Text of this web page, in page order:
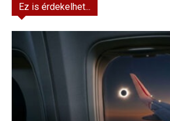
Ez is érdekelhet...